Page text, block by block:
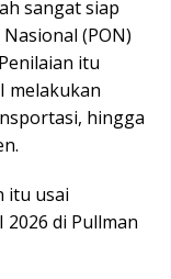
sangat siap
(PON)
itu
melakukan
hingga
itu usai
2026 di Pullman